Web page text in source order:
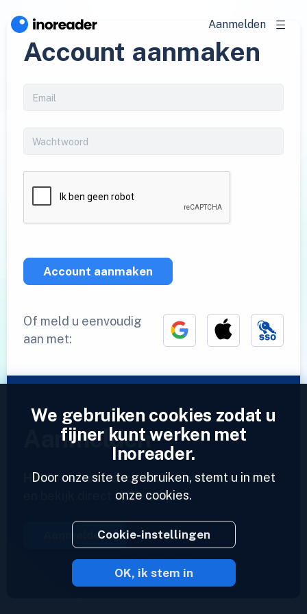
Aanmelden
Account aanmaken
Account aanmaken
Of meld u eenvoudig
aan met:
Aanmelden
Heeft u al een account?Voer een profiel in
en bekijk direct uw feeds.
Aanmelden
2023 © Inoreader
We gebruiken cookies zodat u
fijner kunt werken met
Inoreader.
Door onze site te gebruiken, stemt u in met
onze cookies.
Cookie-instellingen
OK, ik stem in